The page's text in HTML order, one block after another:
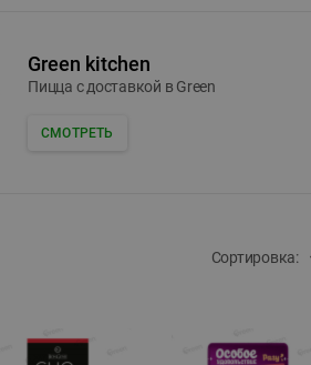
Green kitchen
Пицца c доставкой в Green
СМОТРЕТЬ
Сортировка: